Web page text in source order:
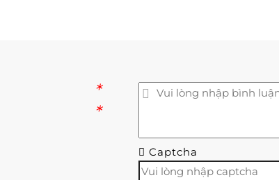
*
*
Captcha